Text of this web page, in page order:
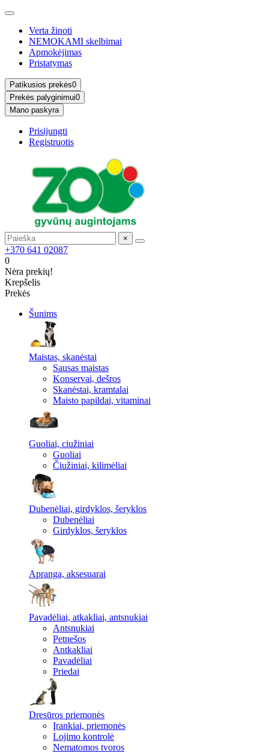
Verta žinoti
NEMOKAMI skelbimai
Apmokėjimas
Pristatymas
Patikusios prekės0
Prekės palyginimui0
Mano paskyra
Prisijungti
Registruotis
×
+370 641 02087
0
Nėra prekių!
Krepšelis
Prekės
Šunims
Maistas, skanėstai
Sausas maistas
Konservai, dešros
Skanėstai, kramtalai
Maisto papildai, vitaminai
Guoliai, ciužiniai
Guoliai
Čiužiniai, kilimėliai
Dubenėliai, girdyklos, šeryklos
Dubenėliai
Girdyklos, šeryklos
Apranga, aksesuarai
Pavadėliai, atkakliai, antsnukiai
Antsnukiai
Petnešos
Antkakliai
Pavadėliai
Priedai
Dresūros priemonės
Įrankiai, priemonės
Lojimo kontrolė
Nematomos tvoros